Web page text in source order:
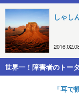
しゃし
世界一！障害者のトー
「耳